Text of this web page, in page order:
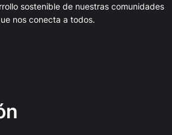
sostenible de nuestras comunidades
nos conecta a todos.